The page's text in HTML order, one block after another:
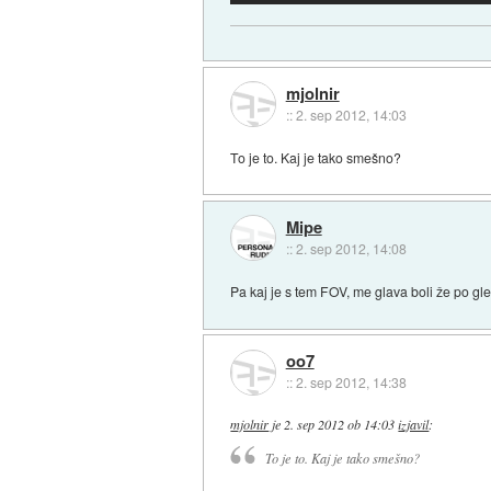
mjolnir
::2. sep 2012, 14:03
To je to. Kaj je tako smešno?
Mipe
::2. sep 2012, 14:08
Pa kaj je s tem FOV, me glava boli že po
oo7
::2. sep 2012, 14:38
mjolnir je 2. sep 2012 ob 14:03 izjavil:
To je to. Kaj je tako smešno?